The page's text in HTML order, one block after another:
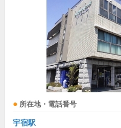
所在地・電話番号
宇宿駅